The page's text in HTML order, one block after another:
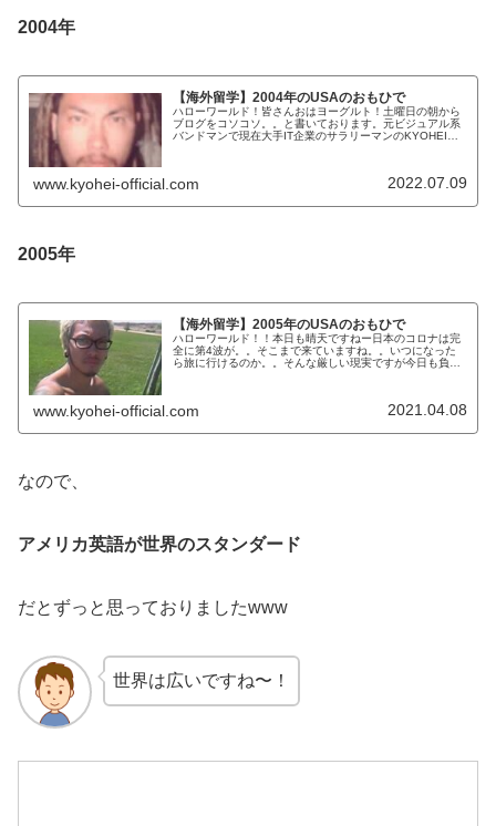
2004年
【海外留学】2004年のUSAのおもひで
ハローワールド！皆さんおはヨーグルト！土曜日の朝から
ブログをコソコソ。。と書いております。元ビジュアル系
バンドマンで現在大手IT企業のサラリーマンのKYOHEIで
www.kyohei-official.com 2022.07.09
2005年
【海外留学】2005年のUSAのおもひで
ハローワールド！！本日も晴天ですねー日本のコロナは完
全に第4波が。。そこまで来ていますね。。いつになった
ら旅に行けるのか。。そんな厳しい現実ですが今日も負け
www.kyohei-official.com 2021.04.08
なので、
アメリカ英語が世界のスタンダード
だとずっと思っておりましたwww
世界は広いですね〜！